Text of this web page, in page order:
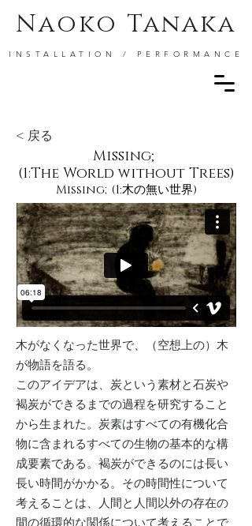
Naoko Tanaka
INSTALLATION / PERFORMANCE
< 戻る
Missing;
(1:The World without Trees)
​Missing;(1:木の無い世界)
木がなくなった世界で、（空想上の）木
が物語を語る。
このアイデアは、炭という素材と石炭や
褐炭ができるまでの過程を研究すること
から生まれた。炭素はすべての有機化合
物に含まれるすべての生物の基本的な構
成要素である。褐炭ができるのには長い
長い時間がかかる。その時間性について
考えることは、人間と人間以外の存在の
間の循環的な関係について考えることで